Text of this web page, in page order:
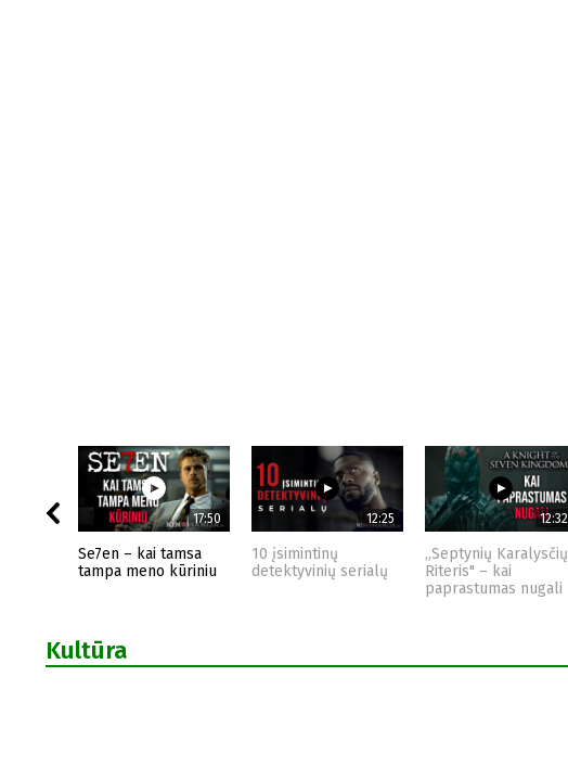
17:50
Se7en – kai tamsa
tampa meno kūriniu
12:25
10 įsimintinų
detektyvinių serialų
12:32
„Septynių Karalysčių
Riteris" – kai
paprastumas nugali
Kultūra